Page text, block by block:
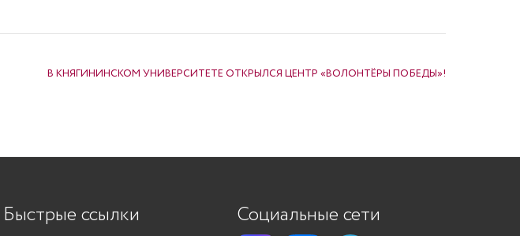
В КНЯГИНИНСКОМ УНИВЕРСИТЕТЕ ОТКРЫЛСЯ ЦЕНТР «ВОЛОНТЁРЫ ПОБЕДЫ»!
Быстрые ссылки Социальные сети